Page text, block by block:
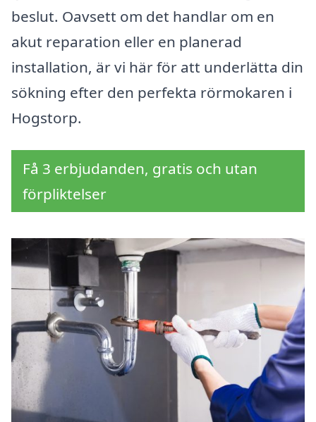
beslut. Oavsett om det handlar om en
akut reparation eller en planerad
installation, är vi här för att underlätta din
sökning efter den perfekta rörmokaren i
Hogstorp.
Få 3 erbjudanden, gratis och utan
förpliktelser